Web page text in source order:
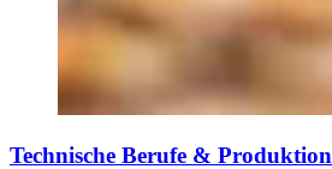
Technische Berufe & Produktion